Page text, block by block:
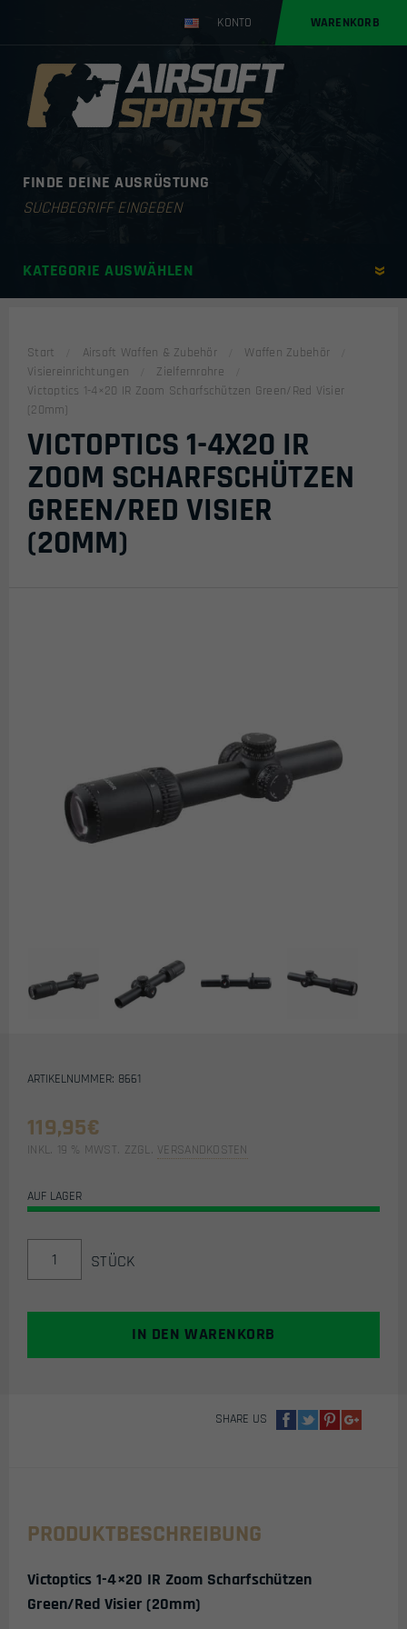
KONTO WARENKORB
FINDE DEINE AUSRÜSTUNG
Products
KATEGORIE AUSWÄHLEN
Start Airsoft Waffen & Zubehör
Waffen Zubehör
Visiereinrichtungen
Zielfernrohre
Victoptics 1-4×20 IR Zoom Scharfschützen Green/Red Visier
(20mm)
VICTOPTICS 1-4X20 IR
ZOOM SCHARFSCHÜTZEN
GREEN/RED VISIER
(20MM)
ARTIKELNUMMER: 8661
119,95€
INKL. 19 % MWST. ZZGL. VERSANDKOSTEN
AUF LAGER
4X20
GREEN/RED
STÜCK
IN DEN WARENKORB
SHARE US
PRODUKTBESCHREIBUNG
Victoptics 1-4×20 IR Zoom Scharfschützen
Green/Red Visier (20mm)